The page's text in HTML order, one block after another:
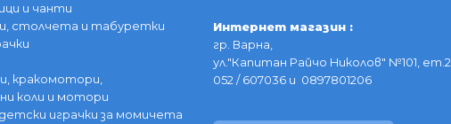
и чанти
столчета и табуретки
кракомотори,
коли и мотори
играчки за момичета
Интернет магазин :
гр. Варна,
ул."Капитан Райчо Николов" №101, ет.2
052 / 607036 и 0897801206